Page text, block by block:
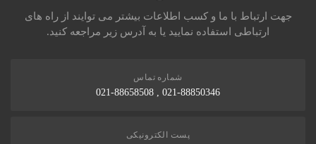
جهت ارتباط با ما و کسب اطلاعات بیشتر می توایند از راه های
ارتباطی استفاده نمایید یا به آدرس زیر مراجعه کنید.
شماره تماس
021-88850346 , 021-88658508
پست الکترونیکی